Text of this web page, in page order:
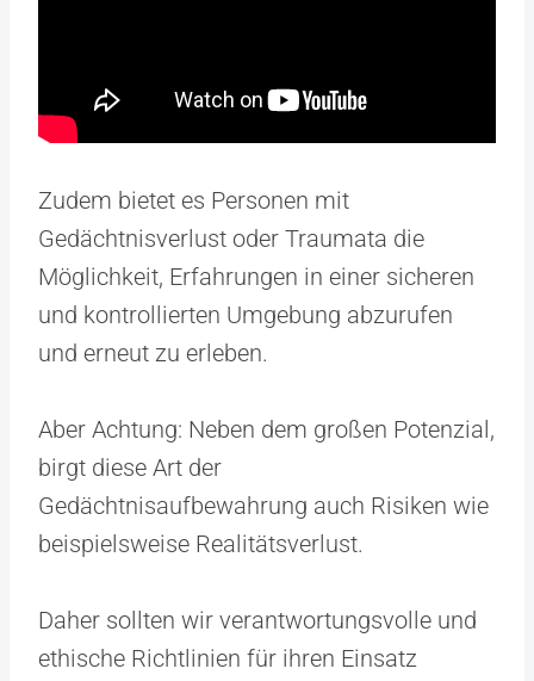
Zudem bietet es Personen mit
Gedächtnisverlust oder Traumata die
Möglichkeit, Erfahrungen in einer sicheren
und kontrollierten Umgebung abzurufen
und erneut zu erleben.
Aber Achtung: Neben dem großen Potenzial,
birgt diese Art der
Gedächtnisaufbewahrung auch Risiken wie
beispielsweise Realitätsverlust.
Daher sollten wir verantwortungsvolle und
ethische Richtlinien für ihren Einsatz